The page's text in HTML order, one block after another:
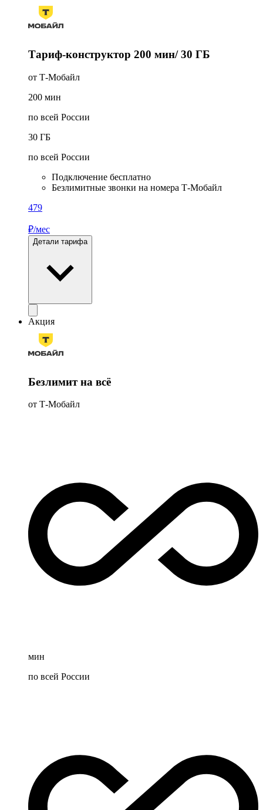
Тариф-конструктор 200 мин/ 30 ГБ
от Т‑Мобайл
200 мин
по всей России
30 ГБ
по всей России
Подключение бесплатно
Безлимитные звонки на номера Т‑Мобайл
479
₽/мес
Детали тарифа
Акция
Безлимит на всё
от Т‑Мобайл
мин
по всей России